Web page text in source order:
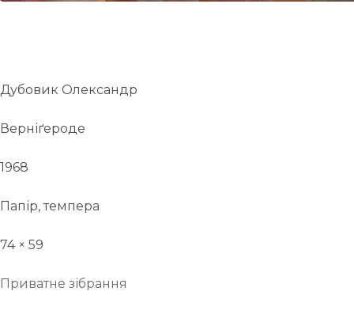
Дубовик Олександр
Верніґероде
1968
Папір, темпера
74 × 59
Приватне зібрання